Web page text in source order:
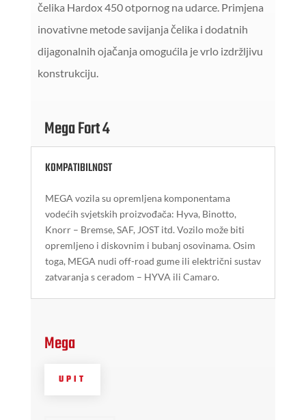
čelika Hardox 450 otpornog na udarce. Primjena
inovativne metode savijanja čelika i dodatnih
dijagonalnih ojačanja omogućila je vrlo izdržljivu
konstrukciju.
Mega Fort 4
KOMPATIBILNOST
MEGA vozila su opremljena komponentama
vodećih svjetskih proizvođača: Hyva, Binotto,
Knorr – Bremse, SAF, JOST itd. Vozilo može biti
opremljeno i diskovnim i bubanj osovinama. Osim
toga, MEGA nudi off-road gume ili električni sustav
zatvaranja s ceradom – HYVA ili Camaro.
Mega
UPIT